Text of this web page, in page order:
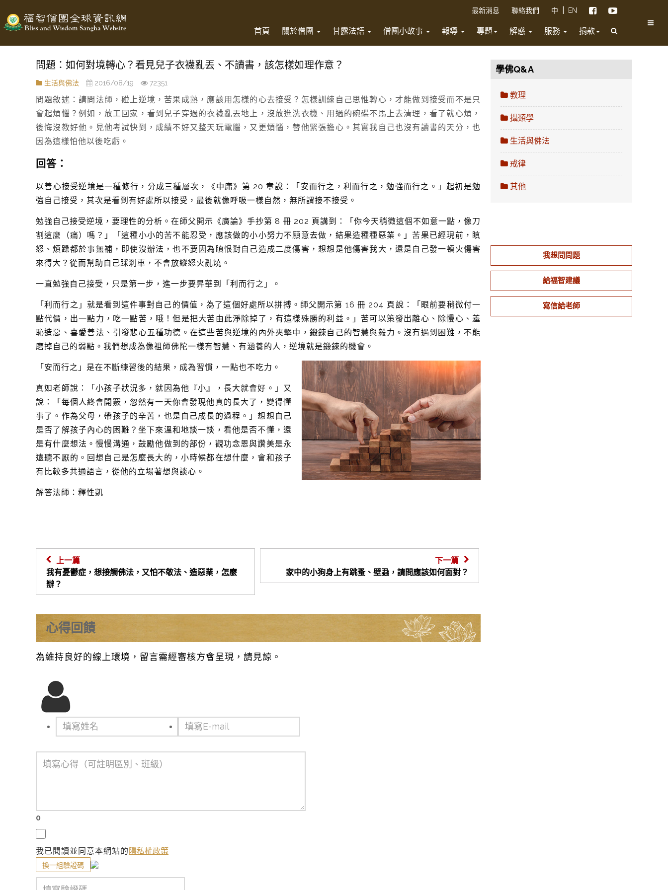
最新消息 聯絡我們 中 EN
首頁 關於僧團 甘露法語 僧團小故事 報導 專題 解惑 服務 捐款
問題：如何對境轉心？看見兒子衣襪亂丟、不讀書，該怎樣如理作意？
生活與佛法 2016/08/19 72351
問題敘述：請問法師，碰上逆境，苦果成熟，應該用怎樣的心去接受？怎樣訓練自己思惟轉心，才能做到接受而不是只
會起煩惱？例如，放工回家，看到兒子穿過的衣襪亂丟地上，沒放進洗衣機、用過的碗碟不馬上去清理，看了就心煩，
後悔沒教好他。見他考試快到，成績不好又整天玩電腦，又更煩惱，替他緊張擔心。其實我自己也沒有讀書的天分，也
因為這樣怕他以後吃虧。
回答：
以善心接受逆境是一種修行，分成三種層次，《中庸》第 20 章說：「安而行之，利而行之，勉強而行之。」起初是勉
強自己接受，其次是看到有好處所以接受，最後就像呼吸一樣自然，無所謂接不接受。
勉強自己接受逆境，要理性的分析。在師父開示《廣論》手抄第 8 冊 202 頁講到：「你今天稍微這個不如意一點，像刀
割這麼（痛）嗎？」「這種小小的苦不能忍受，應該做的小小努力不願意去做，結果造種種惡業。」苦果已經現前，瞋
怒、煩躁都於事無補，即使沒辦法，也不要因為瞋恨對自己造成二度傷害，想想是他傷害我大，還是自己發一頓火傷害
來得大？從而幫助自己踩刹車，不會放縱怒火亂燒。
一直勉強自己接受，只是第一步，進一步要昇華到「利而行之」。
「利而行之」就是看到這件事對自己的價值，為了這個好處所以拼搏。師父開示第 16 冊 204 頁說：「眼前要稍微付一
點代價，出一點力，吃一點苦，哦！但是把大苦由此淨除掉了，有這樣殊勝的利益。」苦可以策發出離心、除慢心、羞
恥造惡、喜愛善法、引發悲心五種功德。在這些苦與逆境的內外夾擊中，鍛鍊自己的智慧與毅力。沒有遇到困難，不能
磨掉自己的弱點。我們想成為像祖師佛陀一樣有智慧、有涵養的人，逆境就是鍛鍊的機會。
「安而行之」是在不斷練習後的結果，成為習慣，一點也不吃力。
真如老師說：「小孩子狀況多，就因為他『小』，長大就會好。」又
說：「每個人終會開竅，忽然有一天你會發現他真的長大了，變得懂
事了。作為父母，帶孩子的辛苦，也是自己成長的過程。」想想自己
是否了解孩子內心的困難？坐下來溫和地談一談，看他是否不懂，還
是有什麼想法。慢慢溝通，鼓勵他做到的部份，觀功念恩與讚美是永
遠聽不厭的。回想自己是怎麼長大的，小時候都在想什麼，會和孩子
有比較多共通語言，從他的立場著想與談心。
解答法師：釋性凱
上一篇
我有憂鬱症，想接觸佛法，又怕不敬法、造惡業，怎麼
辦？
下一篇
家中的小狗身上有跳蚤、壁蝨，請問應該如何面對？
心得回饋
為維持良好的線上環境，留言需經審核方會呈現，請見諒。
0
我已閱讀並同意本網站的 隱私權政策
換一組驗證碼
學佛Q&A
教理
攝類學
生活與佛法
戒律
其他
我想問問題
給福智建議
寫信給老師